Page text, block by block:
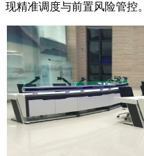
现精准调度与前置风险管控。